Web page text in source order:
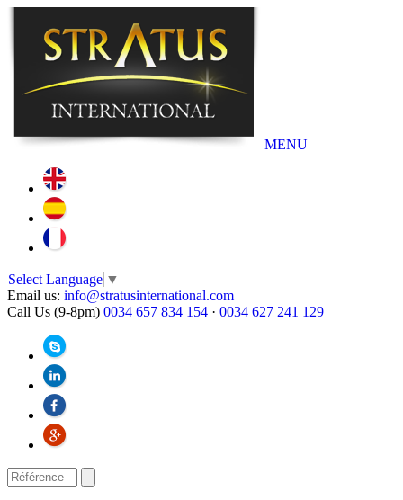
MENU
Select Language ▼
Email us: info@stratusinternational.com
Call Us (9-8pm) 0034 657 834 154 · 0034 627 241 129